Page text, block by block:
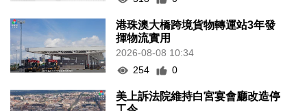
港珠澳大橋跨境貨物轉運站3年發
揮物流實用
2026-08-08 10:34
254
0
美上訴法院維持白宮宴會廳改造停